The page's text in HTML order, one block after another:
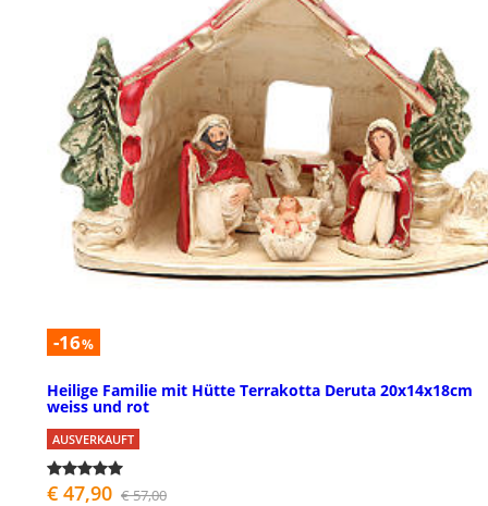
-16%
Heilige Familie mit Hütte Terrakotta Deruta 20x14x18cm
weiss und rot
AUSVERKAUFT
€ 47,90 € 57,00